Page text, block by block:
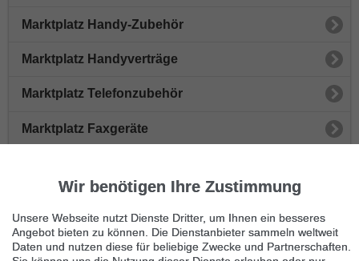
Marktplatz Handy-Zubehör
Marktplatz Handyverträge
Marktplatz Telefonzubehör
Marktplatz Faxgeräte
Marktplatz Schnurlose Telefone
Immer die neuesten Anzeigen erhalten?
Kein Angebot verpassen, täglich per E-Mail.
Wir benötigen Ihre Zustimmung
Unsere Webseite nutzt Dienste Dritter, um Ihnen ein besseres
Angebot bieten zu können. Die Dienstanbieter sammeln weltweit
Daten und nutzen diese für beliebige Zwecke und Partnerschaften.